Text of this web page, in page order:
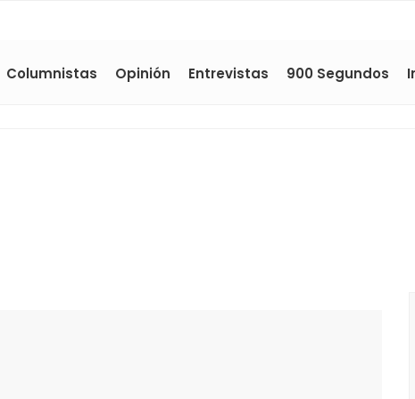
Columnistas Opinión Entrevistas 900 Segundos